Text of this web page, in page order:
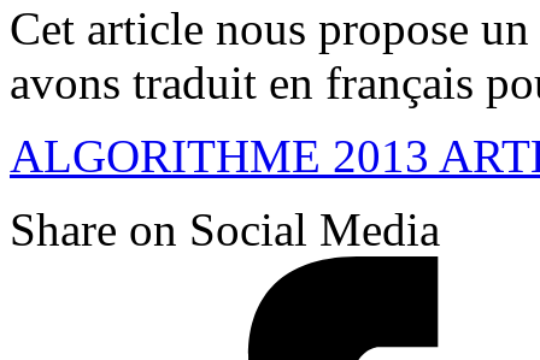
Cet article nous propose
avons traduit en français
ALGORITHME 2013
Share on Social Media